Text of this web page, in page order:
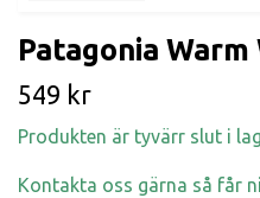
Patagonia
549 kr
Produkten är tyvärr slut i
Kontakta oss gärna så får